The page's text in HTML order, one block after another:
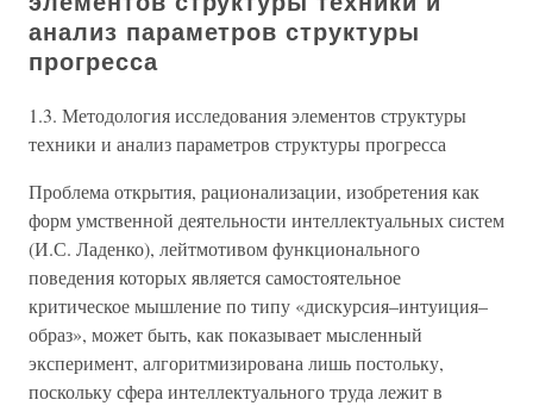
анализ параметров структуры
прогресса
1.3. Методология исследования элементов структуры
техники и анализ параметров структуры прогресса
Проблема открытия, рационализации, изобретения как
форм умственной деятельности интеллектуальных систем
(И.С. Ладенко), лейтмотивом функционального
поведения которых является самостоятельное
критическое мышление по типу «дискурсия–интуиция–
образ», может быть, как показывает мысленный
эксперимент, алгоритмизирована лишь постольку,
поскольку сфера интеллектуального труда лежит в